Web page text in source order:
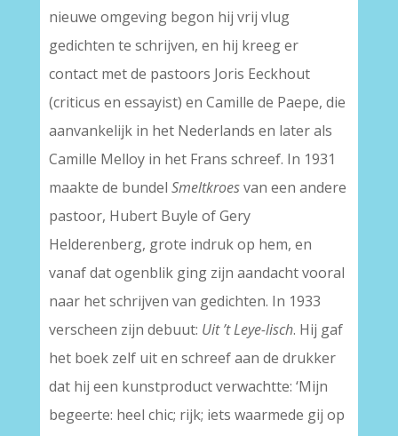
nieuwe omgeving begon hij vrij vlug
gedichten te schrijven, en hij kreeg er
contact met de pastoors Joris Eeckhout
(criticus en essayist) en Camille de Paepe, die
aanvankelijk in het Nederlands en later als
Camille Melloy in het Frans schreef. In 1931
maakte de bundel Smeltkroesvan een andere
pastoor, Hubert Buyle of Gery
Helderenberg, grote indruk op hem, en
vanaf dat ogenblik ging zijn aandacht vooral
naar het schrijven van gedichten. In 1933
verscheen zijn debuut: Uit ’t Leye-lisch. Hij gaf
het boek zelf uit en schreef aan de drukker
dat hij een kunstproduct verwachtte: ‘Mijn
begeerte: heel chic; rijk; iets waarmede gij op